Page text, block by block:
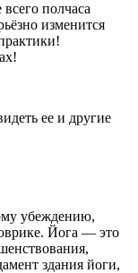
полчаса
изменится
!
ее и другие
убеждению,
Йога — это
здания йоги,